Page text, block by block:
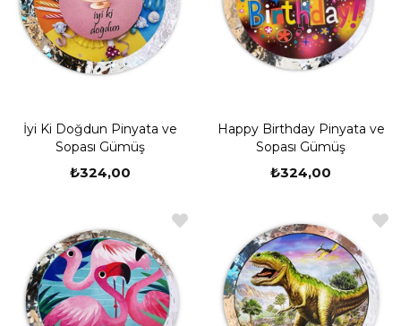
İyi Ki Doğdun Pinyata ve
Sopası Gümüş
₺324,00
Happy Birthday Pinyata ve
Sopası Gümüş
₺324,00